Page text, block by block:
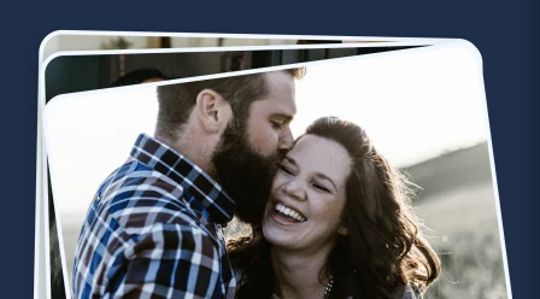
3 minutes
Rencontre à Gardanne